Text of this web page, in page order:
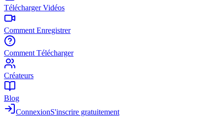
Télécharger Vidéos
Comment Enregistrer
Comment Télécharger
Créateurs
Blog
ConnexionS'inscrire gratuitement